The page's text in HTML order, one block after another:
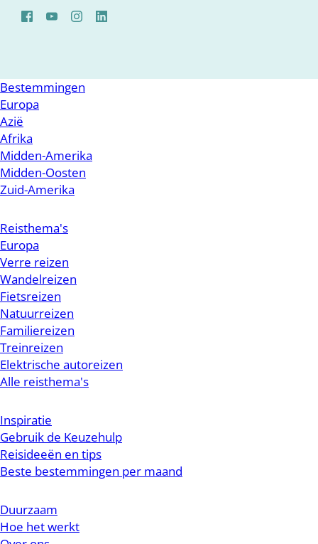
Bestemmingen
Europa
Azië
Afrika
Midden-Amerika
Midden-Oosten
Zuid-Amerika
Reisthema's
Europa
Verre reizen
Wandelreizen
Fietsreizen
Natuurreizen
Familiereizen
Treinreizen
Elektrische autoreizen
Alle reisthema's
Inspiratie
Gebruik de Keuzehulp
Reisideeën en tips
Beste bestemmingen per maand
Duurzaam
Hoe het werkt